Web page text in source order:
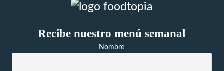
Recibe nuestro menú semanal
Nombre